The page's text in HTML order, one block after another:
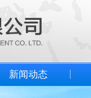
新闻动态